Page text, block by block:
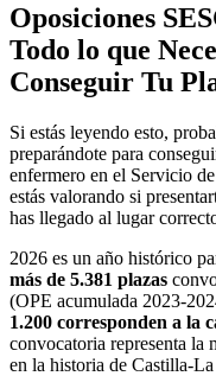
Oposiciones
Todo lo que
Conseguir Tu
Si estás leyendo esto,
preparándote para
enfermero en el Servicio
estás valorando si
has llegado al lugar
2026 es un año histórico
más de 5.381 plazas
(OPE acumulada 2023-
1.200 corresponden a la
convocatoria representa la
en la historia de Castilla-